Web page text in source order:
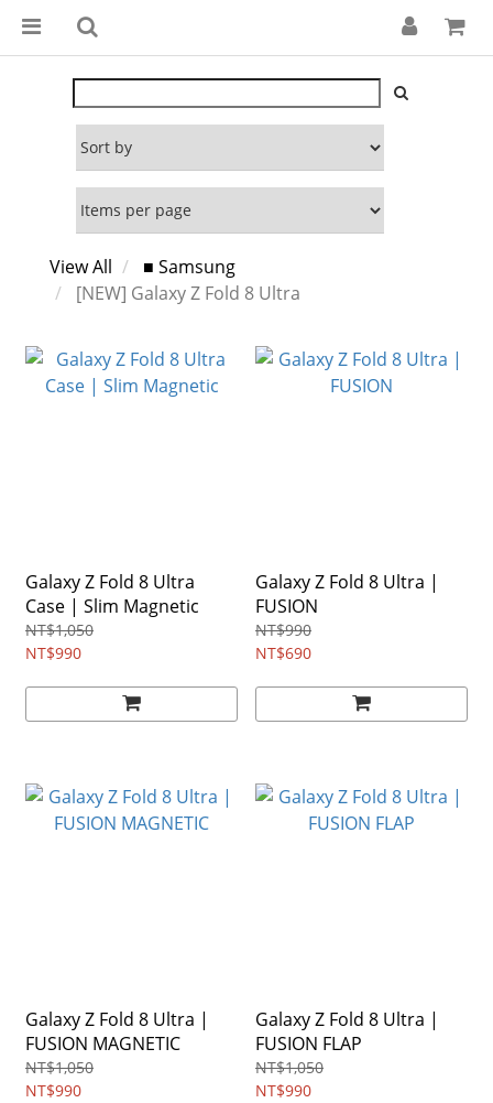
View All
■ Samsung
[NEW] Galaxy Z Fold 8 Ultra
Galaxy Z Fold 8 Ultra
Case | Slim Magnetic
NT$1,050
NT$990
Galaxy Z Fold 8 Ultra |
FUSION
NT$990
NT$690
Galaxy Z Fold 8 Ultra |
FUSION MAGNETIC
NT$1,050
NT$990
Galaxy Z Fold 8 Ultra |
FUSION FLAP
NT$1,050
NT$990